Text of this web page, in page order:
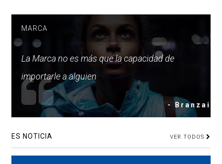
MARCA
La Marca no es más que la capacidad de
importarle a alguien
- Branzai
ES NOTICIA VER TODOS